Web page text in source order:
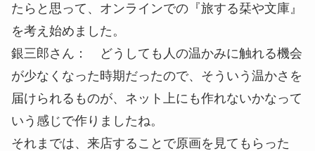
たらと思って、オンラインでの『旅する栞や文庫』
を考え始めました。
銀三郎さん： どうしても人の温かみに触れる機会
が少なくなった時期だったので、そういう温かさを
届けられるものが、ネット上にも作れないかなって
いう感じで作りましたね。
それまでは、来店することで原画を見てもらった